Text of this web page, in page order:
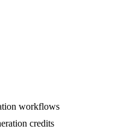
workflows
credits